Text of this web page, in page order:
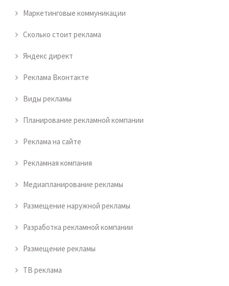
Маркетинговые коммуникации
Сколько стоит реклама
Яндекс директ
Реклама Вконтакте
Виды рекламы
Планирование рекламной компании
Реклама на сайте
Рекламная компания
Медиапланирование рекламы
Размещение наружной рекламы
Разработка рекламной компании
Размещение рекламы
ТВ реклама